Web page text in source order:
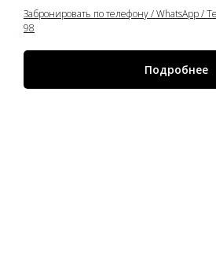
Забронировать по телефону / WhatsApp /
98
Подробнее